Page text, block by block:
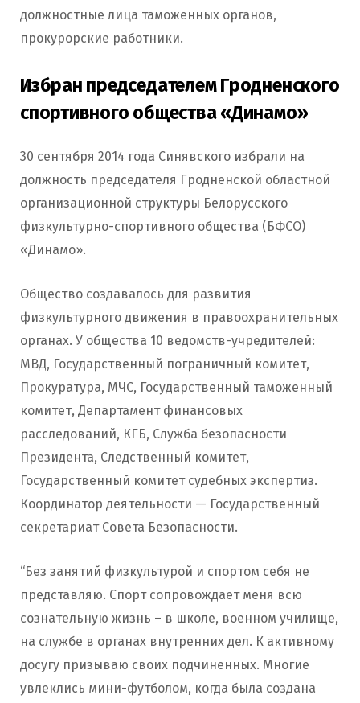
должностные лица таможенных органов,
прокурорские работники.
Избран председателем Гродненского
спортивного общества «Динамо»
30 сентября 2014 года Синявского избрали на
должность председателя Гродненской областной
организационной структуры Белорусского
физкультурно-спортивного общества (БФСО)
«Динамо».
Общество создавалось для развития
физкультурного движения в правоохранительных
органах. У общества 10 ведомств-учредителей:
МВД, Государственный пограничный комитет,
Прокуратура, МЧС, Государственный таможенный
комитет, Департамент финансовых
расследований, КГБ, Служба безопасности
Президента, Следственный комитет,
Государственный комитет судебных экспертиз.
Координатор деятельности — Государственный
секретариат Совета Безопасности.
“Без занятий физкультурой и спортом себя не
представляю. Спорт сопровождает меня всю
сознательную жизнь – в школе, военном училище,
на службе в органах внутренних дел. К активному
досугу призываю своих подчиненных. Многие
увлеклись мини-футболом, когда была создана